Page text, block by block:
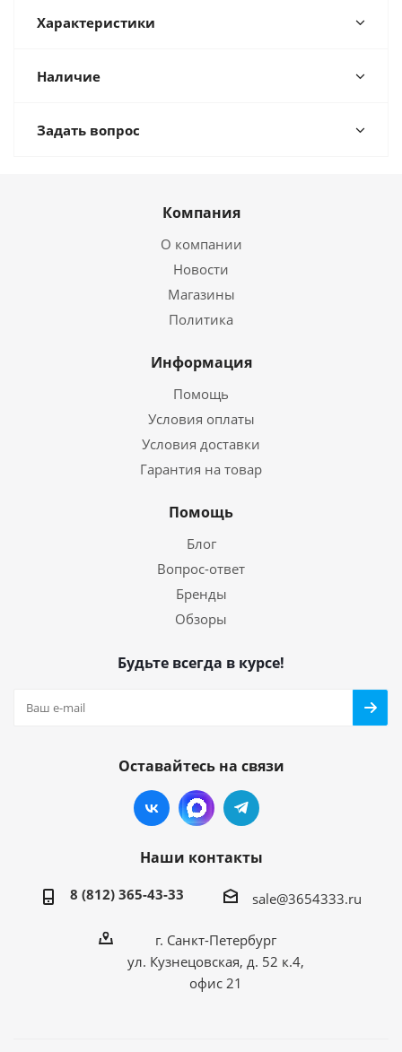
Характеристики
Наличие
Задать вопрос
Компания
О компании
Новости
Магазины
Политика
Информация
Помощь
Условия оплаты
Условия доставки
Гарантия на товар
Помощь
Блог
Вопрос-ответ
Бренды
Обзоры
Будьте всегда в курсе!
Оставайтесь на связи
Наши контакты
8 (812) 365-43-33 sale@3654333.ru
г. Санкт-Петербург
ул. Кузнецовская, д. 52 к.4,
офис 21